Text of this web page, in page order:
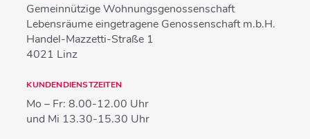
Gemeinnützige Wohnungsgenossenschaft
Lebensräume eingetragene Genossenschaft m.b.H.
Handel-Mazzetti-Straße 1
4021 Linz
KUNDENDIENSTZEITEN
Mo – Fr: 8.00-12.00 Uhr
und Mi 13.30-15.30 Uhr